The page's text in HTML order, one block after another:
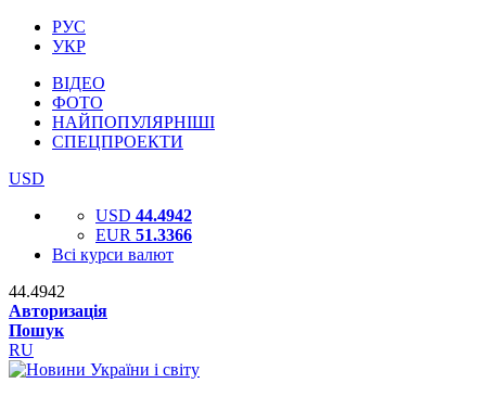
РУС
УКР
ВІДЕО
ФОТО
НАЙПОПУЛЯРНІШІ
СПЕЦПРОЕКТИ
USD
USD 44.4942
EUR 51.3366
Всі курси валют
44.4942
Авторизація
Пошук
RU